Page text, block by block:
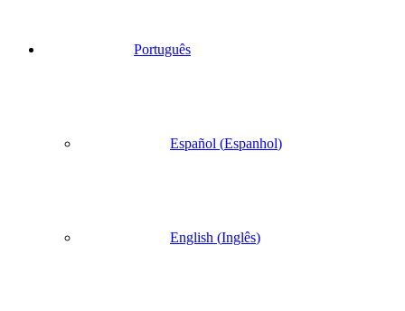
Português
Español (Espanhol)
English (Inglês)